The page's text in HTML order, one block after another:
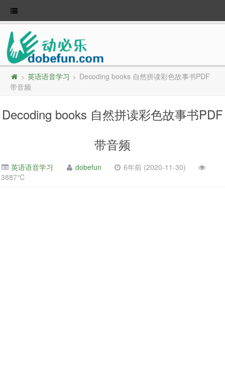
> 英语语音学习 > Decoding books 自然拼读彩色故事书PDF
带音频
Decoding books 自然拼读彩色故事书PDF
带音频
英语语音学习 dobefun
6年前 (2020-11-30)
3887℃